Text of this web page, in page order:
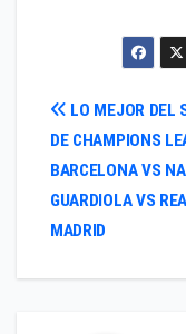
de
entradas
LO MEJOR DEL
DE CHAMPIONS
BARCELONA VS
GUARDIOLA VS
MADRID